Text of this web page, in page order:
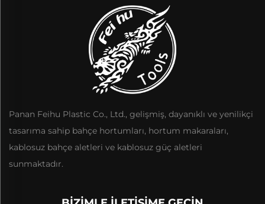
Panan Feihu Plastic Co., Ltd., gelişmiş, dayanıklı ve yenilikçi
tasarıma sahip bahçe hortumları, hortum makaraları,
kablosuz bahçe aletleri ve kablosuz güç aletleri
sunmaktadır.